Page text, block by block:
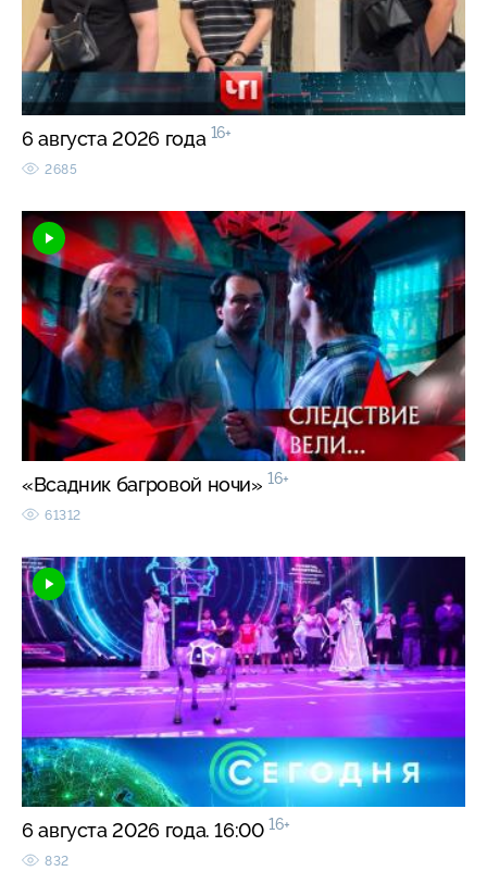
6 августа 2026 года 16+
2685
«Всадник багровой ночи» 16+
61312
6 августа 2026 года. 16:00 16+
832